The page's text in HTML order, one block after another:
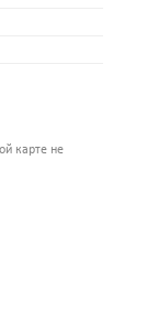
карте не